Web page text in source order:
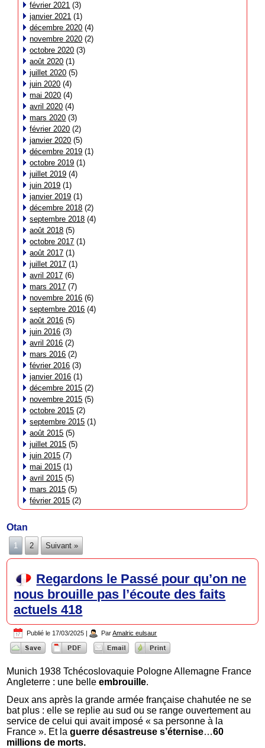
février 2021 (3)
janvier 2021 (1)
décembre 2020 (4)
novembre 2020 (2)
octobre 2020 (3)
août 2020 (1)
juillet 2020 (5)
juin 2020 (4)
mai 2020 (4)
avril 2020 (4)
mars 2020 (3)
février 2020 (2)
janvier 2020 (5)
décembre 2019 (1)
octobre 2019 (1)
juillet 2019 (4)
juin 2019 (1)
janvier 2019 (1)
décembre 2018 (2)
septembre 2018 (4)
août 2018 (5)
octobre 2017 (1)
août 2017 (1)
juillet 2017 (1)
avril 2017 (6)
mars 2017 (7)
novembre 2016 (6)
septembre 2016 (4)
août 2016 (5)
juin 2016 (3)
avril 2016 (2)
mars 2016 (2)
février 2016 (3)
janvier 2016 (1)
décembre 2015 (2)
novembre 2015 (5)
octobre 2015 (2)
septembre 2015 (1)
août 2015 (5)
juillet 2015 (5)
juin 2015 (7)
mai 2015 (1)
avril 2015 (5)
mars 2015 (5)
février 2015 (2)
Otan
1 2 Suivant »
Regardons le Passé pour qu’on ne
nous brouille pas l’écoute des faits
actuels 418
Publié le 17/03/2025 | Par Amalric eulsaur
Munich 1938 Tchécoslovaquie Pologne Allemagne France
Angleterre : une belleembrouille.
Deux ans après la grande armée française chahutée ne se
bat plus : elle se replie au sud ou se range ouvertement au
service de celui qui avait imposé « sa personne à la
France ». Et laguerre désastreuse s’éternise…60
millions de morts.